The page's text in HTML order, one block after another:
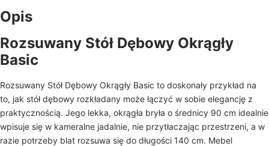
Opis
Rozsuwany Stół Dębowy Okrągły
Basic
Rozsuwany Stół Dębowy Okrągły Basic to doskonały przykład na
to, jak stół dębowy rozkładany może łączyć w sobie elegancję z
praktycznością. Jego lekka, okrągła bryła o średnicy 90 cm idealnie
wpisuje się w kameralne jadalnie, nie przytłaczając przestrzeni, a w
razie potrzeby blat rozsuwa się do długości 140 cm. Mebel